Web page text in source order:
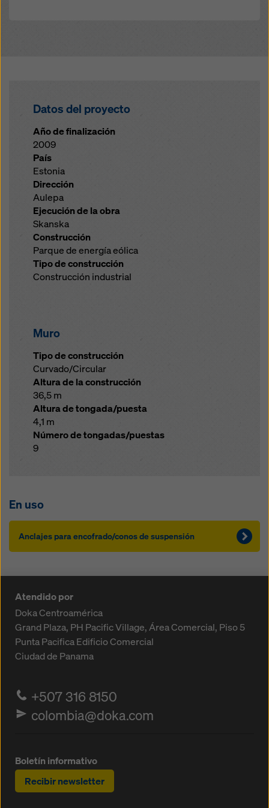
Datos del proyecto
Año de finalización
2009
País
Estonia
Dirección
Aulepa
Ejecución de la obra
Skanska
Construcción
Parque de energía eólica
Tipo de construcción
Construcción industrial
Muro
Tipo de construcción
Curvado/Circular
Altura de la construcción
36,5 m
Altura de tongada/puesta
4,1 m
Número de tongadas/puestas
9
En uso
Anclajes para encofrado/conos de suspensión
Atendido por
Doka Centroamérica
Grand Plaza, PH Pacific Village, Área Comercial, Piso 5
Punta PacificaEdificio Comercial
Ciudad de Panama
+507 316 8150
colombia@doka.com
Boletín informativo
Recibir newsletter